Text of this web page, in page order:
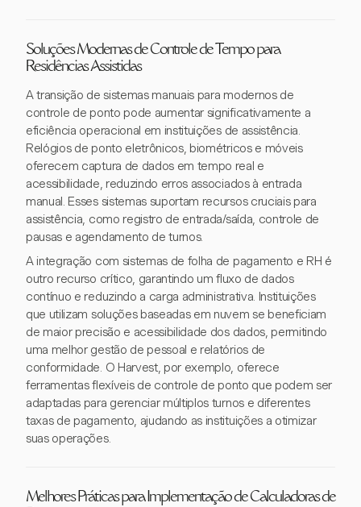
Soluções Modernas de Controle de Tempo para
Residências Assistidas
A transição de sistemas manuais para modernos de
controle de ponto pode aumentar significativamente a
eficiência operacional em instituições de assistência.
Relógios de ponto eletrônicos, biométricos e móveis
oferecem captura de dados em tempo real e
acessibilidade, reduzindo erros associados à entrada
manual. Esses sistemas suportam recursos cruciais para
assistência, como registro de entrada/saída, controle de
pausas e agendamento de turnos.
A integração com sistemas de folha de pagamento e RH é
outro recurso crítico, garantindo um fluxo de dados
contínuo e reduzindo a carga administrativa. Instituições
que utilizam soluções baseadas em nuvem se beneficiam
de maior precisão e acessibilidade dos dados, permitindo
uma melhor gestão de pessoal e relatórios de
conformidade. O Harvest, por exemplo, oferece
ferramentas flexíveis de controle de ponto que podem ser
adaptadas para gerenciar múltiplos turnos e diferentes
taxas de pagamento, ajudando as instituições a otimizar
suas operações.
Melhores Práticas para Implementação de Calculadoras de